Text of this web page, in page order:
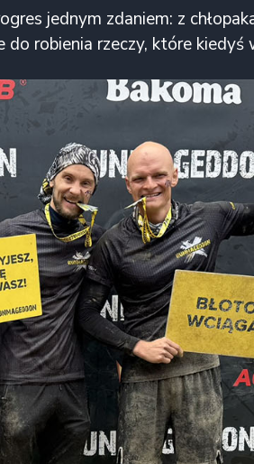
jednym zdaniem: z
do robienia rzeczy, które